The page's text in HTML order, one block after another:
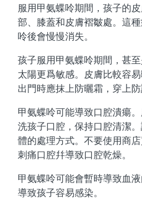
服用甲氨蝶呤期間，孩子的
部、膝蓋和皮膚褶皺處。這
呤後會慢慢消失。
孩子服用甲氨蝶呤期間，甚
太陽更爲敏感。皮膚比較容
出門時應抹上防曬霜，穿上防
甲氨蝶呤可能導致口腔潰瘍
洗孩子口腔，保持口腔清潔
體的處理方式。不要使用商
刺痛口腔幷導致口腔乾燥。
甲氨蝶呤可能會暫時導致血
導致孩子容易感染。